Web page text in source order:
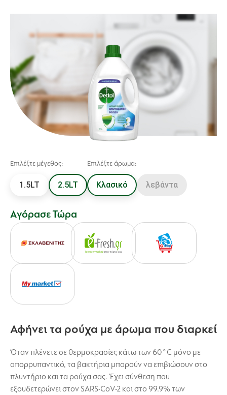
Επιλέξτε μέγεθος:
1.5LT 2.5LT
Επιλέξτε άρωμα:
Κλασικό λεβάντα
Αγόρασε Τώρα
Αφήνει τα ρούχα με άρωμα που διαρκεί
Όταν πλένετε σε θερμοκρασίες κάτω των 60°C μόνο με
απορρυπαντικό, τα βακτήρια μπορούν να επιβιώσουν στο
πλυντήριο και τα ρούχα σας. Έχει σύνθεση που
εξουδετερώνει στον SARS-CoV-2 και στο 99.9% των